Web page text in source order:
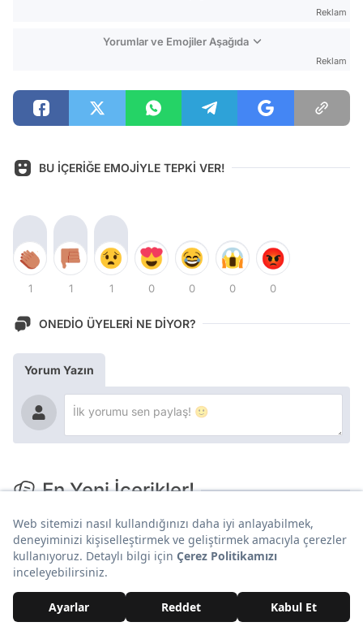
Reklam
Yorumlar ve Emojiler Aşağıda
Reklam
BU İÇERİĞE EMOJİYLE TEPKİ VER!
1 1 1 0 0 0 0
ONEDİO ÜYELERİ NE DİYOR?
Yorum Yazın
En Yeni İçerikler!
Spor
Mohamed Salah'ın Trabzon'da Yaşayacağı Lüks Villa
Ortaya Çıktı
Koca Köyü Tek Bir Binaya Taşıdılar: Beton Kulelerin Yerini